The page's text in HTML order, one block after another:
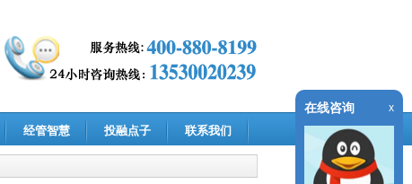
经管智慧 投融点子 联系我们
在线咨询 x